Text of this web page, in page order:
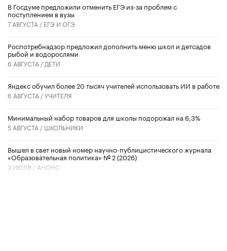
В Госдуме предложили отменить ЕГЭ из-за проблем с
поступлением в вузы
7 АВГУСТА / ЕГЭ И ОГЭ
Роспотребнадзор предложил дополнить меню школ и детсадов
рыбой и водорослями
6 АВГУСТА / ДЕТИ
​Яндекс обучил более 20 тысяч учителей использовать ИИ в работе
6 АВГУСТА /УЧИТЕЛЯ
Минимальный набор товаров для школы подорожал на 6,3%
5 АВГУСТА / ШКОЛЬНИКИ
Вышел в свет новый номер научно-публицистического журнала
«Образовательная политика» № 2 (2026)
3 ИЮЛЯ / АНОНС